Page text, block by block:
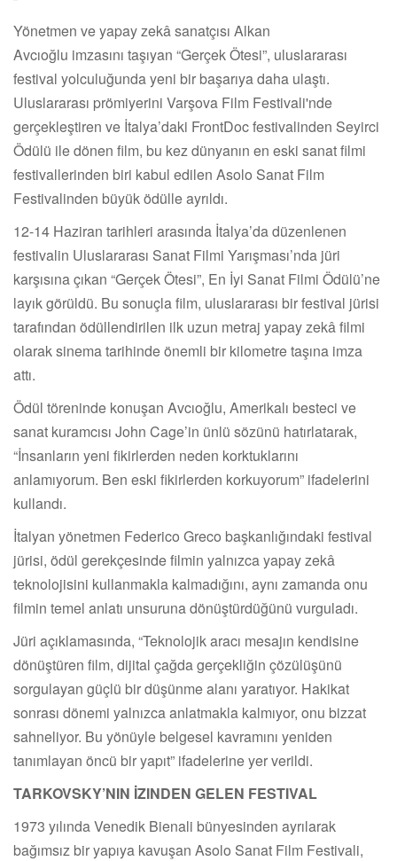
Yönetmen ve yapay zekâ sanatçısı Alkan
Avcıoğlu imzasını taşıyan “Gerçek Ötesi”, uluslararası
festival yolculuğunda yeni bir başarıya daha ulaştı.
Uluslararası prömiyerini Varşova Film Festivali'nde
gerçekleştiren ve İtalya’daki FrontDoc festivalinden Seyirci
Ödülü ile dönen film, bu kez dünyanın en eski sanat filmi
festivallerinden biri kabul edilen Asolo Sanat Film
Festivalinden büyük ödülle ayrıldı.
12-14 Haziran tarihleri arasında İtalya’da düzenlenen
festivalin Uluslararası Sanat Filmi Yarışması’nda jüri
karşısına çıkan “Gerçek Ötesi”, En İyi Sanat Filmi Ödülü’ne
layık görüldü. Bu sonuçla film, uluslararası bir festival jürisi
tarafından ödüllendirilen ilk uzun metraj yapay zekâ filmi
olarak sinema tarihinde önemli bir kilometre taşına imza
attı.
Ödül töreninde konuşan Avcıoğlu, Amerikalı besteci ve
sanat kuramcısı John Cage’in ünlü sözünü hatırlatarak,
“İnsanların yeni fikirlerden neden korktuklarını
anlamıyorum. Ben eski fikirlerden korkuyorum” ifadelerini
kullandı.
İtalyan yönetmen Federico Greco başkanlığındaki festival
jürisi, ödül gerekçesinde filmin yalnızca yapay zekâ
teknolojisini kullanmakla kalmadığını, aynı zamanda onu
filmin temel anlatı unsuruna dönüştürdüğünü vurguladı.
Jüri açıklamasında, “Teknolojik aracı mesajın kendisine
dönüştüren film, dijital çağda gerçekliğin çözülüşünü
sorgulayan güçlü bir düşünme alanı yaratıyor. Hakikat
sonrası dönemi yalnızca anlatmakla kalmıyor, onu bizzat
sahneliyor. Bu yönüyle belgesel kavramını yeniden
tanımlayan öncü bir yapıt” ifadelerine yer verildi.
TARKOVSKY’NIN İZINDEN GELEN FESTIVAL
1973 yılında Venedik Bienali bünyesinden ayrılarak
bağımsız bir yapıya kavuşan Asolo Sanat Film Festivali,